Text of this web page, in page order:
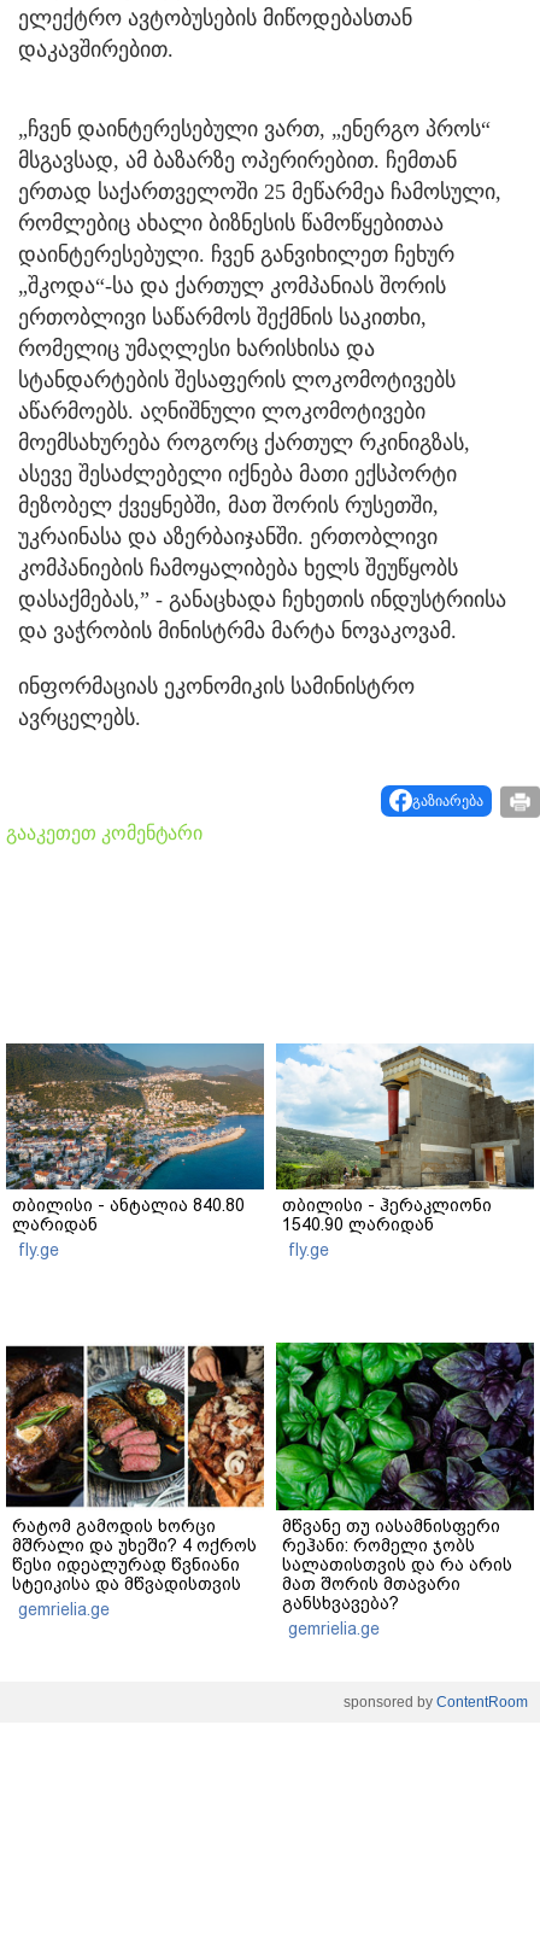
ელექტრო ავტობუსების მიწოდებასთან
დაკავშირებით.
„ჩვენ დაინტერესებული ვართ, „ენერგო პროს“
მსგავსად, ამ ბაზარზე ოპერირებით. ჩემთან
ერთად საქართველოში 25 მეწარმეა ჩამოსული,
რომლებიც ახალი ბიზნესის წამოწყებითაა
დაინტერესებული. ჩვენ განვიხილეთ ჩეხურ
„შკოდა“-სა და ქართულ კომპანიას შორის
ერთობლივი საწარმოს შექმნის საკითხი,
რომელიც უმაღლესი ხარისხისა და
სტანდარტების შესაფერის ლოკომოტივებს
აწარმოებს. აღნიშნული ლოკომოტივები
მოემსახურება როგორც ქართულ რკინიგზას,
ასევე შესაძლებელი იქნება მათი ექსპორტი
მეზობელ ქვეყნებში, მათ შორის რუსეთში,
უკრაინასა და აზერბაიჯანში. ერთობლივი
კომპანიების ჩამოყალიბება ხელს შეუწყობს
დასაქმებას,” - განაცხადა ჩეხეთის ინდუსტრიისა
და ვაჭრობის მინისტრმა მარტა ნოვაკოვამ.
ინფორმაციას ეკონომიკის სამინისტრო
ავრცელებს.
გაზიარება
გააკეთეთ კომენტარი
თბილისი - ანტალია 840.80
ლარიდან
fly.ge
თბილისი - ჰერაკლიონი
1540.90 ლარიდან
fly.ge
რატომ გამოდის ხორცი
მშრალი და უხეში? 4 ოქროს
წესი იდეალურად წვნიანი
სტეიკისა და მწვადისთვის
gemrielia.ge
მწვანე თუ იასამნისფერი
რეჰანი: რომელი ჯობს
სალათისთვის და რა არის
მათ შორის მთავარი
განსხვავება?
gemrielia.ge
sponsored by ContentRoom